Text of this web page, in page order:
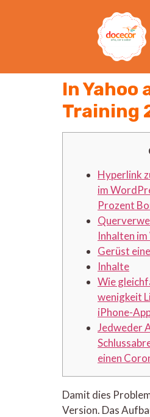
In Yahoo
Training
Hyperlink
im
Prozent
Inhalten
Gerüst
Inhalte
Wie
wenigkeit
iPhone-
Jedweder
einen
Damit dies
Version. Das